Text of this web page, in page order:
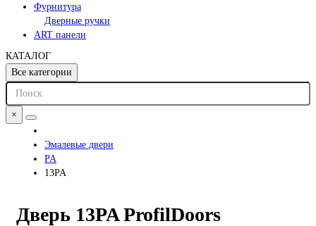
Фурнитура
Дверные ручки
ART панели
КАТАЛОГ
Все категории
×
Эмалевые двери
PA
13PA
Дверь 13PA ProfilDoors